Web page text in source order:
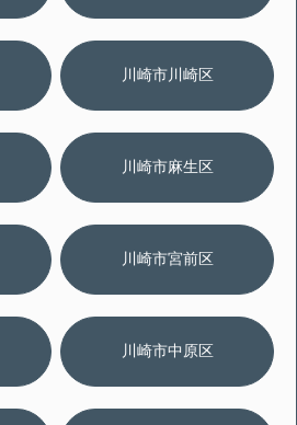
川崎市川崎区
川崎市麻生区
川崎市宮前区
川崎市中原区